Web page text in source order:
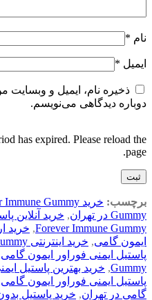
نام *
ایمیل *
ذخیره نام، ایمیل و وبسایت
دوباره دیدگاهی می‌نویسم.
has expired. Please reload the
page.
برچسب: خرید Forever Immune Gummy
Gummy در تهران
, خرید آنلاین
Forever Immune Gummy
, خرید
ایمون گامی, خرید اینترنتی Forever Immune Gummy
پاستیل ایمنی فوراور ایمون گامی
Gummy
, خرید بهترین پاستیل
پاستیل ایمنی فوراور ایمون گامی
گامی در تهران, خرید پاستیل